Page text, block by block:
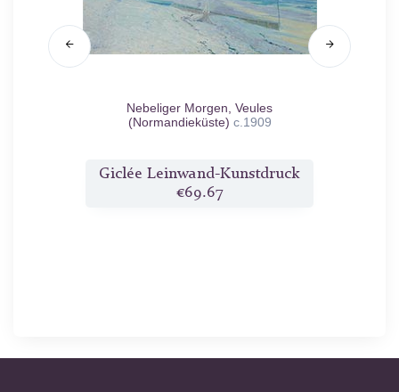
Nebeliger Morgen, Veules
(Normandieküste) c.1909
Giclée Leinwand-Kunstdruck
€69.67